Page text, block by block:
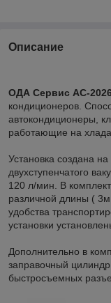
Описание
ОДА Сервис AC-2026
кондиционеров.
автокондиционеры,
работающие на
Установка создана
двухступенчатого
120 л/мин. В
различной длины (
удобства
установки
Дополнительно в
заправочный
быстросъемных